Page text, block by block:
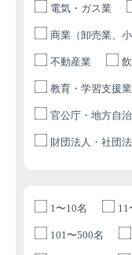
電気・ガス業
商業（卸売業、小
不動産業
教育・学習支援
官公庁・地方自
財団法人・社団
1〜10名 11
101〜500名